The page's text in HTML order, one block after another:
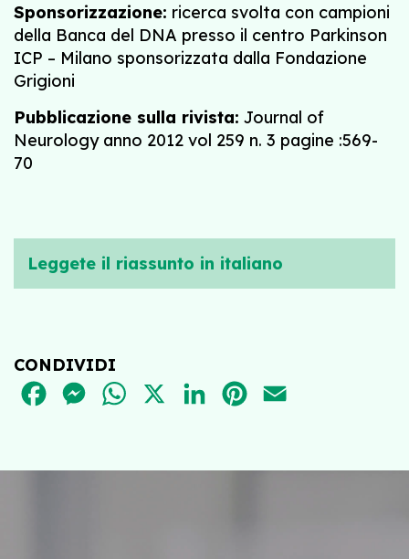
Sponsorizzazione: ricerca svolta con campioni
della Banca del DNA presso il centro Parkinson
ICP – Milano sponsorizzata dalla Fondazione
Grigioni
Pubblicazione sulla rivista: Journal of
Neurology anno 2012 vol 259 n. 3 pagine :569-
70
Leggete il riassunto in italiano
CONDIVIDI
FACEBOOKMESSENGER
WHATSAPPLINKEDINPINTEREST